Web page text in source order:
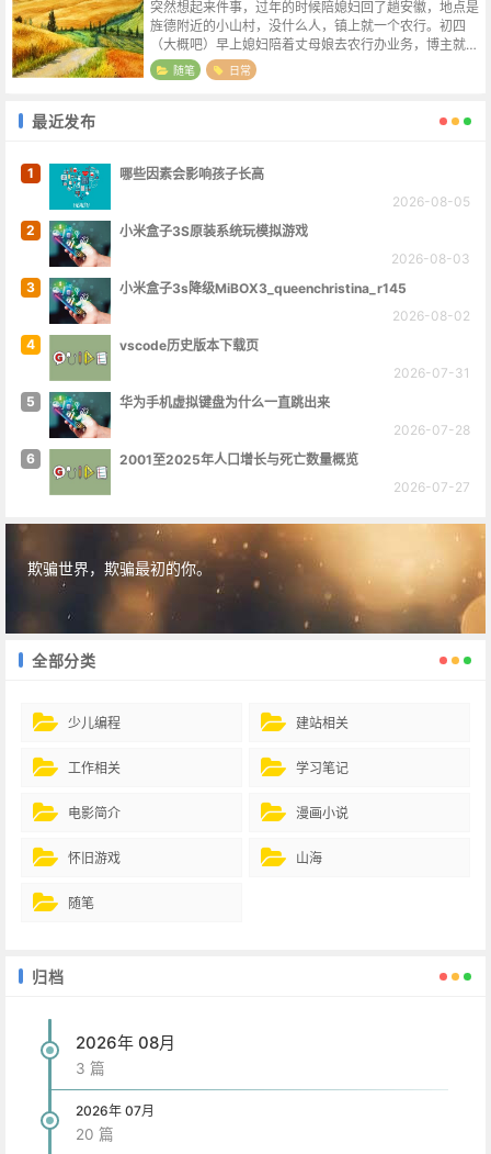
突然想起来件事，过年的时候陪媳妇回了趟安徽，地点是
旌德附近的小山村，没什么人，镇上就一个农行。初四
（大概吧）早上媳妇陪着丈母娘去农行办业务，博主就站
银行门口干等，没过一会一辆小车（地方偏僻没什么出租
车，部分私家车主会开车载客作为副业）...
随笔 日常
最近发布
1
哪些因素会影响孩子长高
2026-08-05
2
小米盒子3S原装系统玩模拟游戏
2026-08-03
3
小米盒子3s降级MiBOX3_queenchristina_r145
2026-08-02
4
vscode历史版本下载页
2026-07-31
5
华为手机虚拟键盘为什么一直跳出来
2026-07-28
6
2001至2025年人口增长与死亡数量概览
2026-07-27
欺骗世界，欺骗最初的你。
全部分类
少儿编程 建站相关
工作相关 学习笔记
电影简介 漫画小说
怀旧游戏 山海
随笔
归档
2026年 08月
3 篇
2026年 07月
20 篇